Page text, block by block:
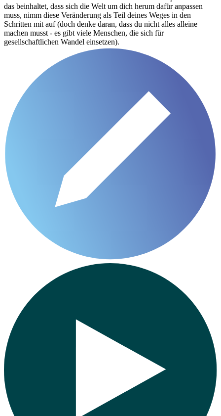
das beinhaltet, dass sich die Welt um dich herum dafür anpassen
muss, nimm diese Veränderung als Teil deines Weges in den
Schritten mit auf (doch denke daran, dass du nicht alles alleine
machen musst - es gibt viele Menschen, die sich für
gesellschaftlichen Wandel einsetzen).